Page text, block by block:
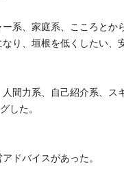
家庭系、こころとから
り、垣根を低くしたい
系、自己紹介系、スキ
した。
バイスがあった。